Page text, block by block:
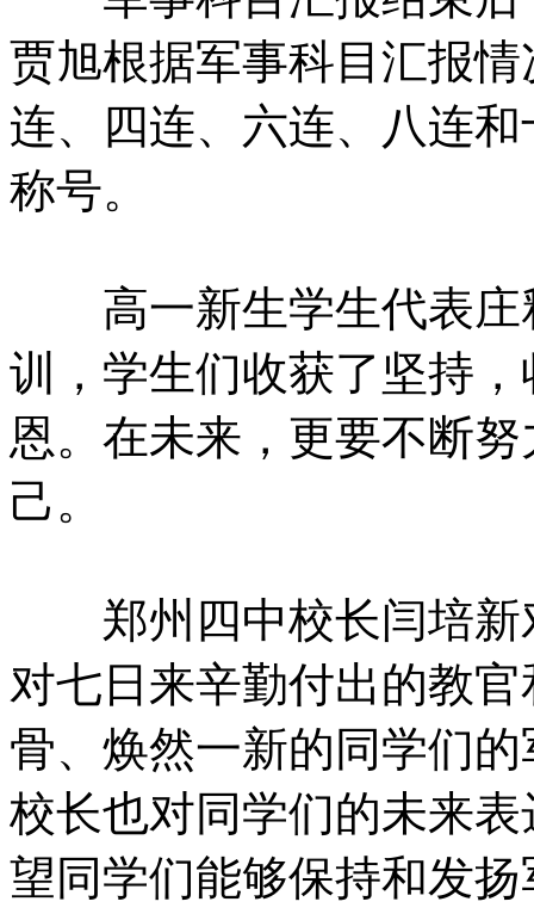
贾旭根据军事科目汇报
连、四连、六连、八连
称号。
高一新生学生代表庄
训，学生们收获了坚持
恩。在未来，更要不断
己。
郑州四中校长闫培新
对七日来辛勤付出的教
骨、焕然一新的同学们
校长也对同学们的未来
望同学们能够保持和发